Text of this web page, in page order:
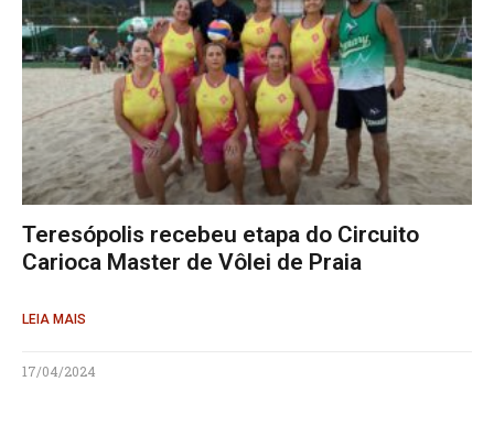
Teresópolis recebeu etapa do Circuito
Carioca Master de Vôlei de Praia
LEIA MAIS
17/04/2024